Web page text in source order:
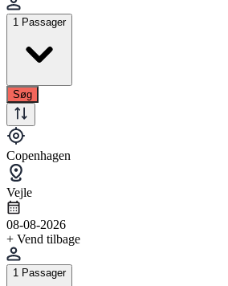
1 Passager
Søg
Copenhagen
Vejle
08-08-2026
+ Vend tilbage
1 Passager